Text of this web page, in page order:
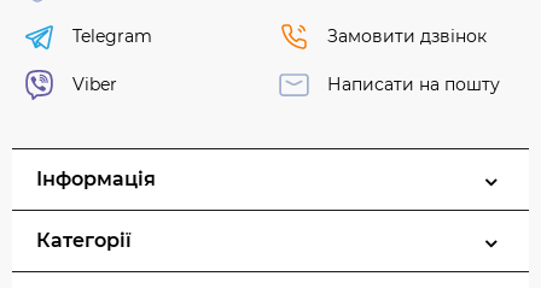
Telegram
Viber
Замовити дзвінок
Написати на пошту
Інформація
Категорії